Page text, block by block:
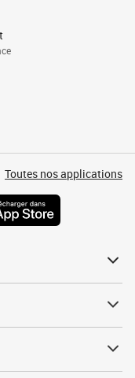
Toutes nos applications